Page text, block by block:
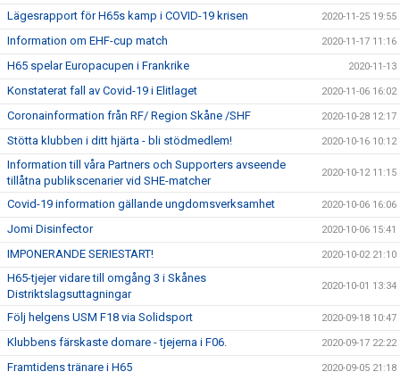
Lägesrapport för H65s kamp i COVID-19 krisen 2020-11-25 19:55
Information om EHF-cup match 2020-11-17 11:16
H65 spelar Europacupen i Frankrike 2020-11-13
Konstaterat fall av Covid-19 i Elitlaget 2020-11-06 16:02
Coronainformation från RF/ Region Skåne /SHF 2020-10-28 12:17
Stötta klubben i ditt hjärta - bli stödmedlem! 2020-10-16 10:12
Information till våra Partners och Supporters avseende
tillåtna publikscenarier vid SHE-matcher
2020-10-12 11:15
Covid-19 information gällande ungdomsverksamhet 2020-10-06 16:06
Jomi Disinfector 2020-10-06 15:41
IMPONERANDE SERIESTART! 2020-10-02 21:10
H65-tjejer vidare till omgång 3 i Skånes
Distriktslagsuttagningar
2020-10-01 13:34
Följ helgens USM F18 via Solidsport 2020-09-18 10:47
Klubbens färskaste domare - tjejerna i F06. 2020-09-17 22:22
Framtidens tränare i H65 2020-09-05 21:18